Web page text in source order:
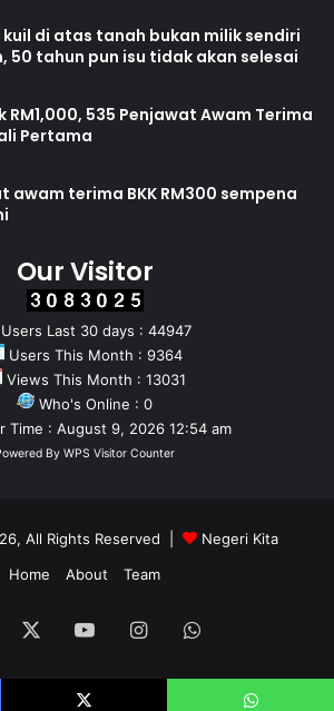
di atas tanah bukan milik sendiri
50 tahun pun isu tidak akan selesai
RM1,000, 535 Penjawat Awam Terima
Pertama
awam terima BKK RM300 sempena
Our Visitor
Users Last 30 days : 44947
Users This Month : 9364
Views This Month : 13031
Who's Online : 0
Time : August 9, 2026 12:54 am
By WPS Visitor Counter
All Rights Reserved |
Negeri Kita
Home
About Team
Facebook YouTubeInstagramWhatsApp